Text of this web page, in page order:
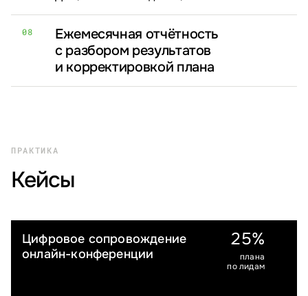
08
Ежемесячная отчётность
с разбором результатов
и корректировкой плана
ПРАКТИКА
Кейсы
МЕРОПРИЯТИЯ И ИНФОБИЗНЕС
Цифровое сопровождение
онлайн-конференции
25%
плана
по лидам